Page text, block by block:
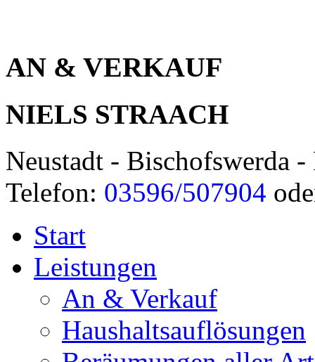
AN & VERKAUF
NIELS STRAACH
Neustadt - Bischofswerda -
Telefon: 03596/507904
Start
Leistungen
An & Verkauf
Haushaltsauflösungen